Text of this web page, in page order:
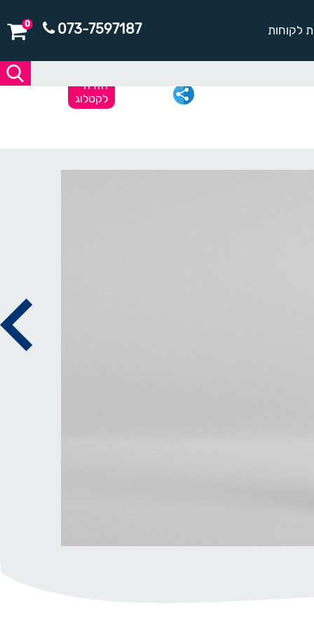
לקוחות 073-7597187
0
חזרה
לקטלוג